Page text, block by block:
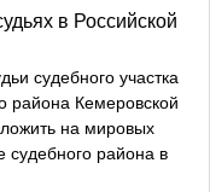
в Российской
судебного участка
района Кемеровской
на мировых
судебного района в